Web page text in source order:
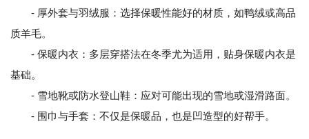
- 厚外套与羽绒服：选择保暖性能好的材质，如鸭绒或高品
质羊毛。
- 保暖内衣：多层穿搭法在冬季尤为适用，贴身保暖内衣是
基础。
- 雪地靴或防水登山鞋：应对可能出现的雪地或湿滑路面。
- 围巾与手套：不仅是保暖品，也是凹造型的好帮手。